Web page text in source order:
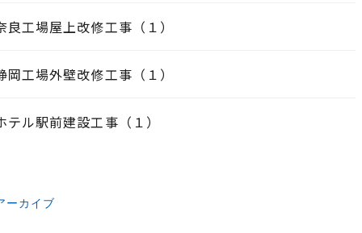
良工場屋上改修工事（１）
岡工場外壁改修工事（１）
テル駅前建設工事（１）
ーカイブ